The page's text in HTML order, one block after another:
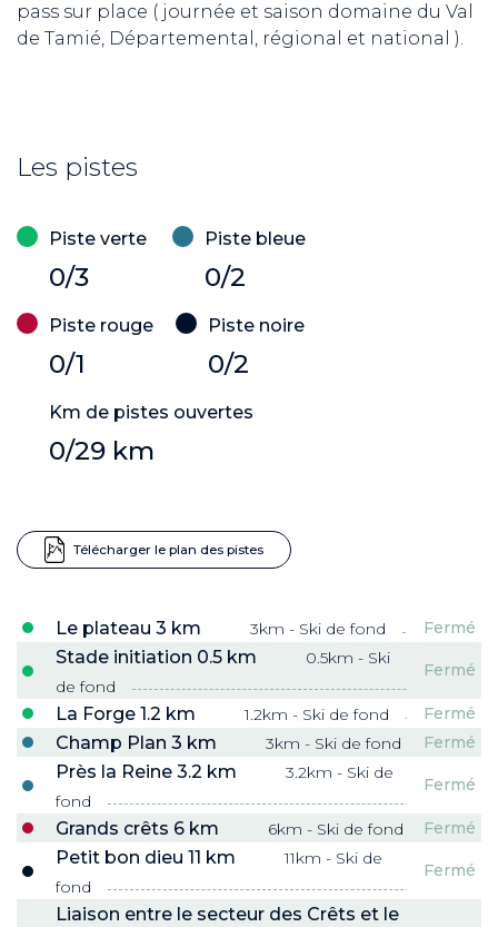
NORDIC
pass sur place ( journée et saison domaine du Val
de Tamié, Départemental, régional et national ).
Les pistes
Piste verte
0/3
Piste bleue
0/2
Piste rouge
0/1
Piste noire
0/2
Km de pistes ouvertes
0/29 km
Télécharger le plan des pistes
Le plateau 3 km 3km - Ski de fond Fermé
Stade initiation 0.5 km
0.5km - Ski
de fond
Fermé
La Forge 1.2 km 1.2km - Ski de fond Fermé
Champ Plan 3 km 3km - Ski de fond Fermé
Près la Reine 3.2 km
3.2km - Ski de
fond
Fermé
Grands crêts 6 km 6km - Ski de fond Fermé
Petit bon dieu 11 km
11km - Ski de
fond
Fermé
Liaison entre le secteur des Crêts et le